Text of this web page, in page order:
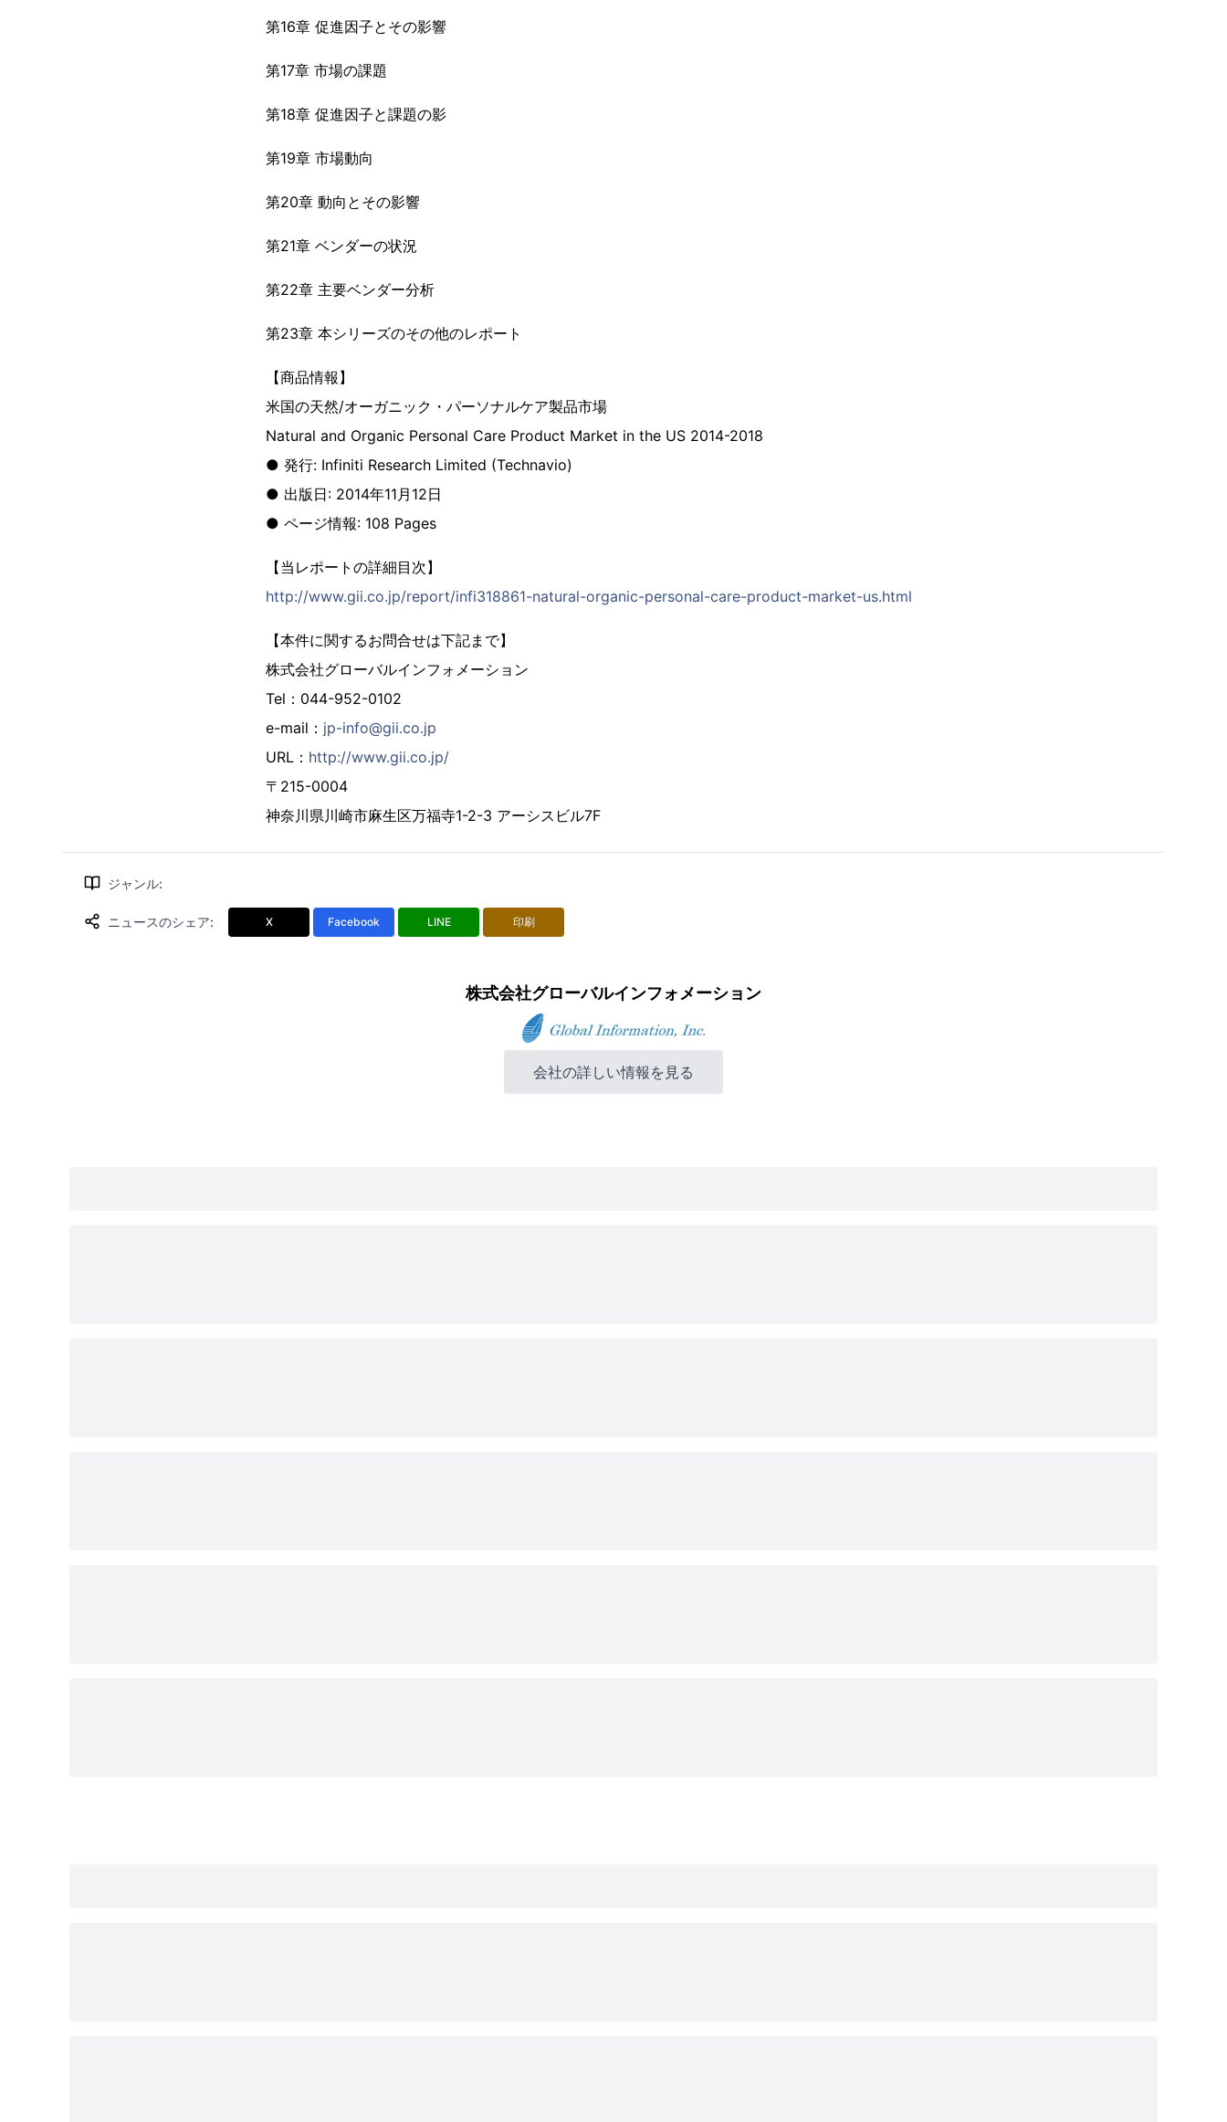
第16章 促進因子とその影響
第17章 市場の課題
第18章 促進因子と課題の影
第19章 市場動向
第20章 動向とその影響
第21章 ベンダーの状況
第22章 主要ベンダー分析
第23章 本シリーズのその他のレポート
【商品情報】
米国の天然/オーガニック・パーソナルケア製品市場
Natural and Organic Personal Care Product Market in the US 2014-2018
● 発行: Infiniti Research Limited (Technavio)
● 出版日: 2014年11月12日
● ページ情報: 108 Pages
【当レポートの詳細目次】
http://www.gii.co.jp/report/infi318861-natural-organic-personal-care-product-market-us.html
【本件に関するお問合せは下記まで】
株式会社グローバルインフォメーション
Tel：044-952-0102
e-mail： jp-info@gii.co.jp
URL： http://www.gii.co.jp/
〒215-0004
神奈川県川崎市麻生区万福寺1-2-3 アーシスビル7F
ジャンル:
ニュースのシェア: X Facebook LINE 印刷
株式会社グローバルインフォメーション
会社の詳しい情報を見る